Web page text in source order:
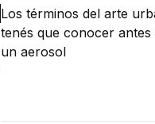
Los términos del arte
tenés que conocer
un aerosol